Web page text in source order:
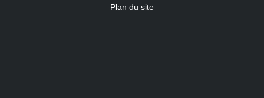
Plan du site